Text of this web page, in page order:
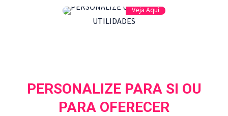
Veja Aqui
UTILIDADES
PERSONALIZE PARA SI OU
PARA OFERECER